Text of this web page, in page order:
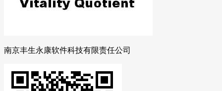
南京丰生永康软件科技有限责任公司